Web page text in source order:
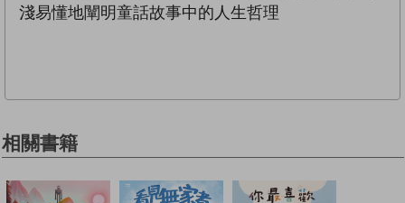
淺易懂地闡明童話故事中的人生哲理
相關書籍